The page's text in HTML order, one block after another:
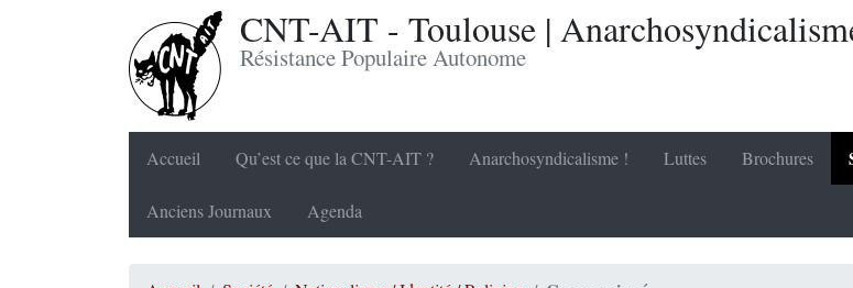
CNT-AIT - Toulouse |
Résistance Populaire Autonome
Accueil Qu’est ce que la CNT-AIT ? Anarchosyndicalisme ! Luttes Brochures
Anciens Journaux Agenda